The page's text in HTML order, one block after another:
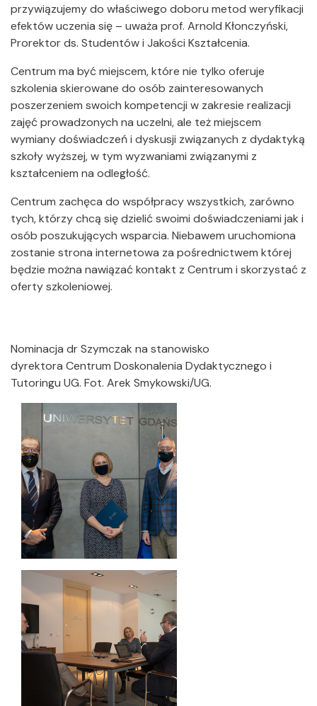
przywiązujemy do właściwego doboru metod weryfikacji
efektów uczenia się – uważa prof. Arnold Kłonczyński,
Prorektor ds. Studentów i Jakości Kształcenia.
Centrum ma być miejscem, które nie tylko oferuje
szkolenia skierowane do osób zainteresowanych
poszerzeniem swoich kompetencji w zakresie realizacji
zajęć prowadzonych na uczelni, ale też miejscem
wymiany doświadczeń i dyskusji związanych z dydaktyką
szkoły wyższej, w tym wyzwaniami związanymi z
kształceniem na odległość.
Centrum zachęca do współpracy wszystkich, zarówno
tych, którzy chcą się dzielić swoimi doświadczeniami jak i
osób poszukujących wsparcia. Niebawem uruchomiona
zostanie strona internetowa za pośrednictwem której
będzie można nawiązać kontakt z Centrum i skorzystać z
oferty szkoleniowej.
Nominacja dr Szymczak na stanowisko
dyrektora Centrum Doskonalenia Dydaktycznego i
Tutoringu UG. Fot. Arek Smykowski/UG.